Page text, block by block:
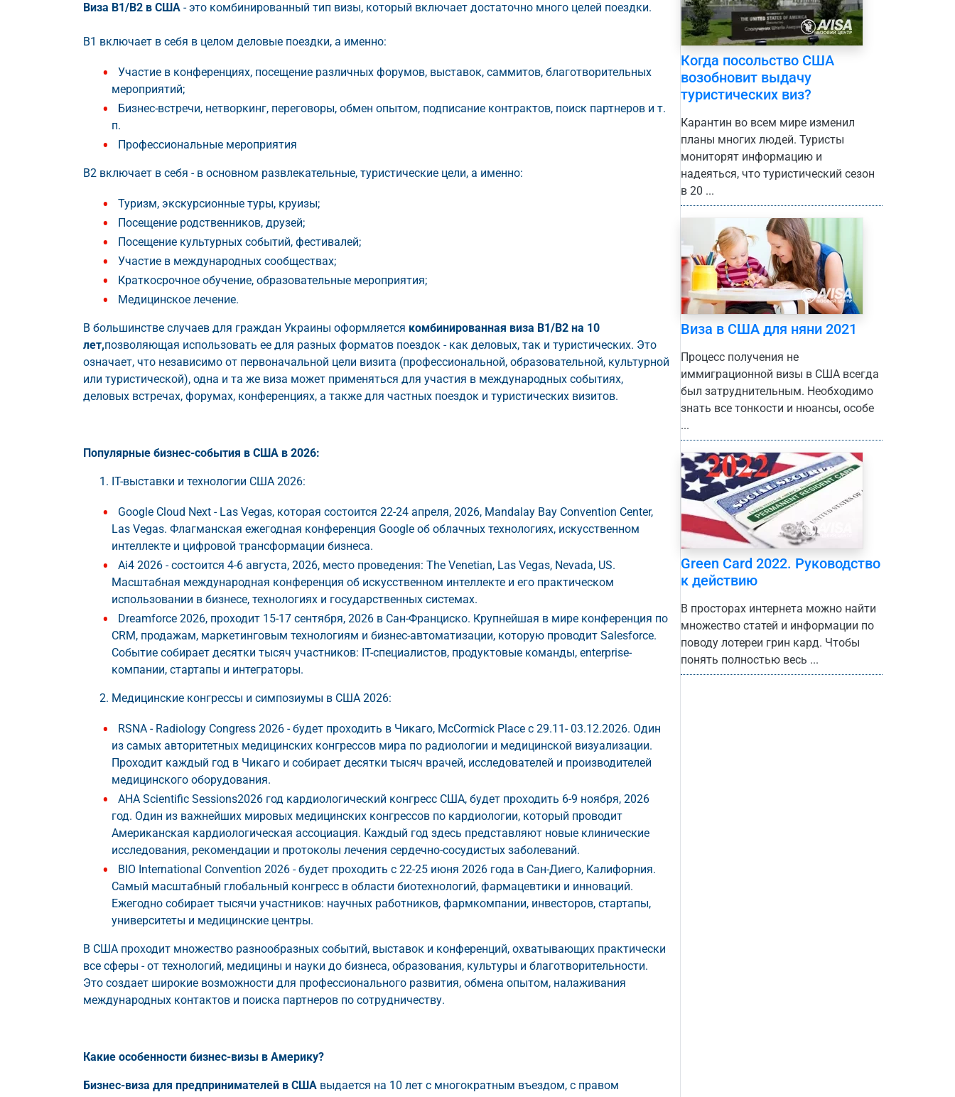
Виза B1/B2 в США - это комбинированный тип визы, который включает достаточно много целей поездки.
B1 включает в себя в целом деловые поездки, а именно:
Участие в конференциях, посещение различных форумов, выставок, саммитов, благотворительных
мероприятий;
Бизнес-встречи, нетворкинг, переговоры, обмен опытом, подписание контрактов, поиск партнеров и т.
п.
Профессиональные мероприятия
B2 включает в себя - в основном развлекательные, туристические цели, а именно:
Туризм, экскурсионные туры, круизы;
Посещение родственников, друзей;
Посещение культурных событий, фестивалей;
Участие в международных сообществах;
Краткосрочное обучение, образовательные мероприятия;
Медицинское лечение.
В большинстве случаев для граждан Украины оформляется комбинированная виза B1/B2 на 10
лет,позволяющая использовать ее для разных форматов поездок - как деловых, так и туристических. Это
означает, что независимо от первоначальной цели визита (профессиональной, образовательной, культурной
или туристической), одна и та же виза может применяться для участия в международных событиях,
деловых встречах, форумах, конференциях, а также для частных поездок и туристических визитов.
Популярные бизнес-события в США в 2026:
IT-выставки и технологии США 2026:
Google Cloud Next - Las Vegas, которая состоится 22-24 апреля, 2026, Mandalay Bay Convention Center,
Las Vegas. Флагманская ежегодная конференция Google об облачных технологиях, искусственном
интеллекте и цифровой трансформации бизнеса.
Ai4 2026 - состоится 4-6 августа, 2026, место проведения: The Venetian, Las Vegas, Nevada, US.
Масштабная международная конференция об искусственном интеллекте и его практическом
использовании в бизнесе, технологиях и государственных системах.
Dreamforce 2026, проходит 15-17 сентября, 2026 в Сан-Франциско. Крупнейшая в мире конференция по
CRM, продажам, маркетинговым технологиям и бизнес-автоматизации, которую проводит Salesforce.
Событие собирает десятки тысяч участников: IT-специалистов, продуктовые команды, enterprise-
компании, стартапы и интеграторы.
Медицинские конгрессы и симпозиумы в США 2026:
RSNA - Radiology Congress 2026 - будет проходить в Чикаго, McCormick Place с 29.11- 03.12.2026. Один
из самых авторитетных медицинских конгрессов мира по радиологии и медицинской визуализации.
Проходит каждый год в Чикаго и собирает десятки тысяч врачей, исследователей и производителей
медицинского оборудования.
AHA Scientific Sessions2026 год кардиологический конгресс США, будет проходить 6-9 ноября, 2026
год. Один из важнейших мировых медицинских конгрессов по кардиологии, который проводит
Американская кардиологическая ассоциация. Каждый год здесь представляют новые клинические
исследования, рекомендации и протоколы лечения сердечно-сосудистых заболеваний.
BIO International Convention 2026 - будет проходить с 22-25 июня 2026 года в Сан-Диего, Калифорния.
Самый масштабный глобальный конгресс в области биотехнологий, фармацевтики и инноваций.
Ежегодно собирает тысячи участников: научных работников, фармкомпании, инвесторов, стартапы,
университеты и медицинские центры.
В США проходит множество разнообразных событий, выставок и конференций, охватывающих практически
все сферы - от технологий, медицины и науки до бизнеса, образования, культуры и благотворительности.
Это создает широкие возможности для профессионального развития, обмена опытом, налаживания
международных контактов и поиска партнеров по сотрудничеству.
Какие особенности бизнес-визы в Америку?
Бизнес-виза для предпринимателей в США выдается на 10 лет с многократным въездом, с правом
Когда посольство США
возобновит выдачу
туристических виз?
Карантин во всем мире изменил
планы многих людей. Туристы
мониторят информацию и
надеяться, что туристический сезон
в 20 ...
Виза в США для няни 2021
Процесс получения не
иммиграционной визы в США всегда
был затруднительным. Необходимо
знать все тонкости и нюансы, особе
...
Green Card 2022. Руководство
к действию
В просторах интернета можно найти
множество статей и информации по
поводу лотереи грин кард. Чтобы
понять полностью весь ...